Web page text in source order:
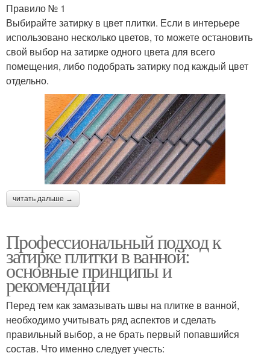
Правило № 1
Выбирайте затирку в цвет плитки. Если в интерьере
использовано несколько цветов, то можете остановить
свой выбор на затирке одного цвета для всего
помещения, либо подобрать затирку под каждый цвет
отдельно.
читать дальше →
Профессиональный подход к
затирке плитки в ванной:
основные принципы и
рекомендации
Перед тем как замазывать швы на плитке в ванной,
необходимо учитывать ряд аспектов и сделать
правильный выбор, а не брать первый попавшийся
состав. Что именно следует учесть: